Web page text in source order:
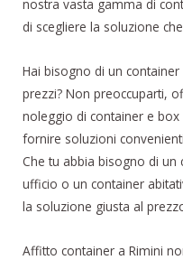
nostra vasta gamma di
di scegliere la soluzione
Hai bisogno di un
prezzi? Non preoccuparti,
noleggio di container e
fornire soluzioni
Che tu abbia bisogno di
ufficio o un container
la soluzione giusta al
Affitto container a Rimini